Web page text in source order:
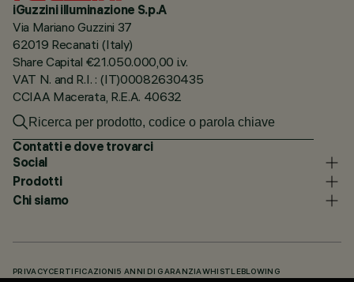
iGuzzini illuminazione S.p.A
Via Mariano Guzzini 37
62019 Recanati (Italy)
Share Capital €21.050.000,00 i.v.
VAT N. and R.I. : (IT)00082630435
CCIAA Macerata, R.E.A. 40632
Contatti e dove trovarci
Social
Prodotti
Chi siamo
PRIVACY CERTIFICAZIONI 5 ANNI DI GARANZIAWHISTLEBLOWING